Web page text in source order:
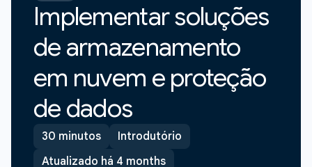
Implementar soluções
de armazenamento
em nuvem e proteção
de dados
30 minutos
Introdutório
Atualizado há 4 months